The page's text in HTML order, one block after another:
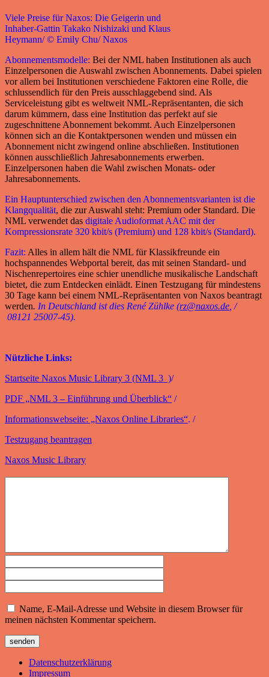
Viele Preise für Naxos: Die Geigerin und
Inhaber-Gattin Takako Nishizaki und Klaus
Heymann/ © Emily Chu/ Naxos
Abonnementsmodelle: Bei der NML haben Institutionen als auch
Einzelpersonen die Auswahl zwischen Abonnements. Dabei spielen
vor allem bei Institutionen verschiedene Faktoren eine Rolle, die
schlussendlich für den Preis ausschlaggebend sind. Als
Serviceleistung gibt es weltweit NML-Repräsentanten, die sich
darum kümmern, dass eine Institution das perfekt auf sie
zugeschnittene Abonnement bekommt. Auch Einzelpersonen
können sich an die Kontaktpersonen wenden und müssen ein
Abonnement nicht zwingend online abschließen. Institutionen
können ausschließlich Jahresabonnements erwerben.
Einzelpersonen haben die Wahl zwischen Monats- oder
Jahresabonnements.
Ein Hauptunterschied zwischen den Abonnementsvarianten ist die
Klangqualität, die zur Auswahl steht: Premium oder Standard. Die
NML verwendet das digitale Audioformat AAC mit der
Kompressionsrate 320 kbit/s (Premium) und 128 kbit/s (Standard).
Fazit: Alles in allem hält die NML für Klassikfreunde ein
hochspannendes Webportal bereit, das mit seinen Standard- und
Nischenrepertoires eine schier unendliche musikalische Landschaft
bietet, die zum Entdecken einlädt. Einen Testzugang für mindestens
30 Tage kann bei einem NML-Repräsentanten von Naxos beantragt
werden. In Deutschland ist dies René Zühlke (rz@naxos.de , /
08121 25007-45).
Nützliche Links:
Startseite Naxos Music Library 3 (NML 3 )/
PDF „NML 3 – Einführung und Überblick“ /
Informationswebseite: „Naxos Online Libraries“. /
Testzugang beantragen
Naxos Music Library
Name, E-Mail-Adresse und Website in diesem Browser für
meinen nächsten Kommentar speichern.
Datenschutzerklärung
Impressum